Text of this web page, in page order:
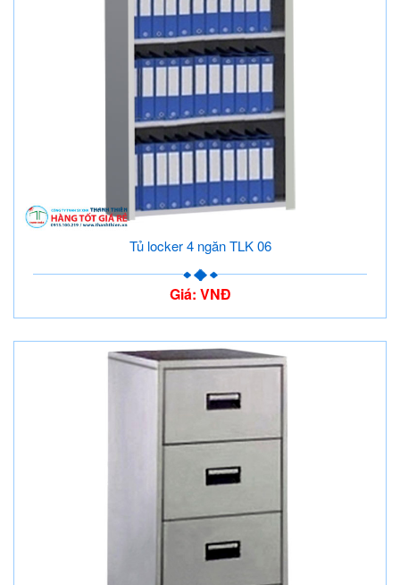
Tủ locker 4 ngăn TLK 06
Giá: VNĐ